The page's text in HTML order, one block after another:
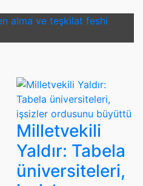
alma ve teşkilat feshi
Milletvekili
Yaldır: Tabela
üniversiteleri,